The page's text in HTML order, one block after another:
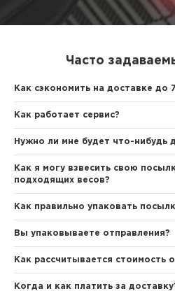
Часто
Как сэкономить на доставке до
Как работает сервис?
Нужно ли мне будет что-нибудь
Как я могу взвесить свою
подходящих весов?
Как правильно упаковать
Вы упаковываете отправления?
Как рассчитывается стоимость
Когда и как платить за